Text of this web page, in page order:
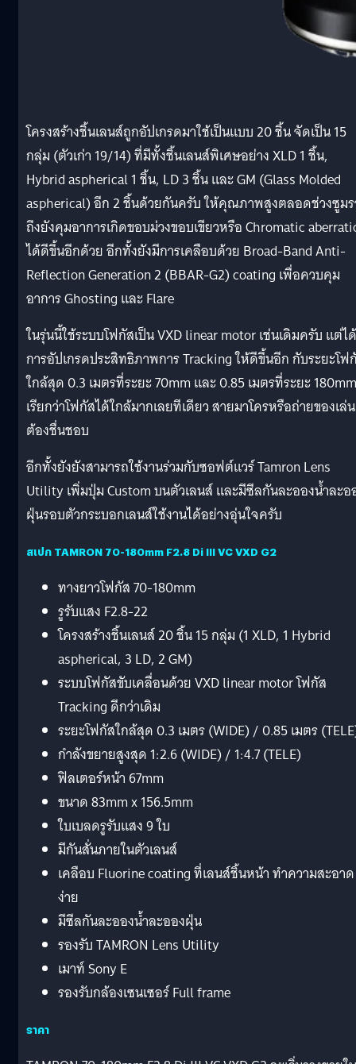
โครงสร้างชิ้นเลนส์ถูกอัปเกรดมาใช้เป็นแบบ 20 ชิ้น จัดเป็น 15
กลุ่ม (ตัวเก่า 19/14) ที่มีทั้งชิ้นเลนส์พิเศษอย่าง XLD 1 ชิ้น,
Hybrid aspherical 1 ชิ้น, LD 3 ชิ้น และ GM (Glass Molded
aspherical) อีก 2 ชิ้นด้วยกันครับ ให้คุณภาพสูงตลอดช่วงซูม
ถึงยังคุมอาการเกิดขอบม่วงขอบเขียวหรือ Chromatic
ได้ดีขึ้นอีกด้วย อีกทั้งยังมีการเคลือบด้วย Broad-Band Anti-
Reflection Generation 2 (BBAR-G2) coating เพื่อควบคุม
อาการ Ghosting และ Flare
ในรุ่นนี้ใช้ระบบโฟกัสเป็น VXD linear motor เช่นเดิมครับ แต่ไ
การอัปเกรดประสิทธิภาพการ Tracking ให้ดีขึ้นอีก กับระยะโฟ
ใกล้สุด 0.3 เมตรที่ระยะ 70mm และ 0.85 เมตรที่ระยะ 180mm
เรียกว่าโฟกัสได้ใกล้มากเลยทีเดียว สายมาโครหรือถ่ายของเล่น
ต้องชื่นชอบ
อีกทั้งยังยังสามารถใช้งานร่วมกับซอฟต์แวร์ Tamron Lens
Utility เพิ่มปุ่ม Custom บนตัวเลนส์ และมีซีลกันละอองน้ำละอ
ฝุ่นรอบตัวกระบอกเลนส์ใช้งานได้อย่างอุ่นใจครับ
สเปก TAMRON 70-180mm F2.8 Di III VC VXD G2
ทางยาวโฟกัส 70-180mm
รูรับแสง F2.8-22
โครงสร้างชิ้นเลนส์ 20 ชิ้น 15 กลุ่ม (1 XLD, 1 Hybrid
aspherical, 3 LD, 2 GM)
ระบบโฟกัสขับเคลื่อนด้วย VXD linear motor โฟกัส
Tracking ดีกว่าเดิม
ระยะโฟกัสใกล้สุด 0.3 เมตร (WIDE) / 0.85 เมตร
กำลังขยายสูงสุด 1:2.6 (WIDE) / 1:4.7 (TELE)
ฟิลเตอร์หน้า 67mm
ขนาด 83mm x 156.5mm
ใบเบลดรูรับแสง 9 ใบ
มีกันสั่นภายในตัวเลนส์
เคลือบ Fluorine coating ที่เลนส์ชิ้นหน้า ทำความสะอาด
ง่าย
มีซีลกันละอองน้ำละอองฝุ่น
รองรับ TAMRON Lens Utility
เมาท์ Sony E
รองรับกล้องเซนเซอร์ Full frame
ราคา